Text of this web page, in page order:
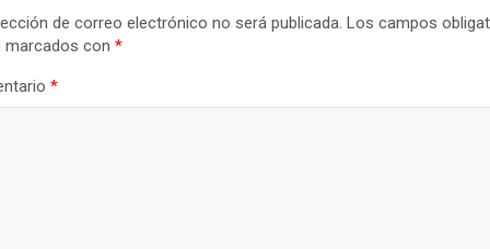
de correo electrónico no será publicada. Los campos
marcados con *
*